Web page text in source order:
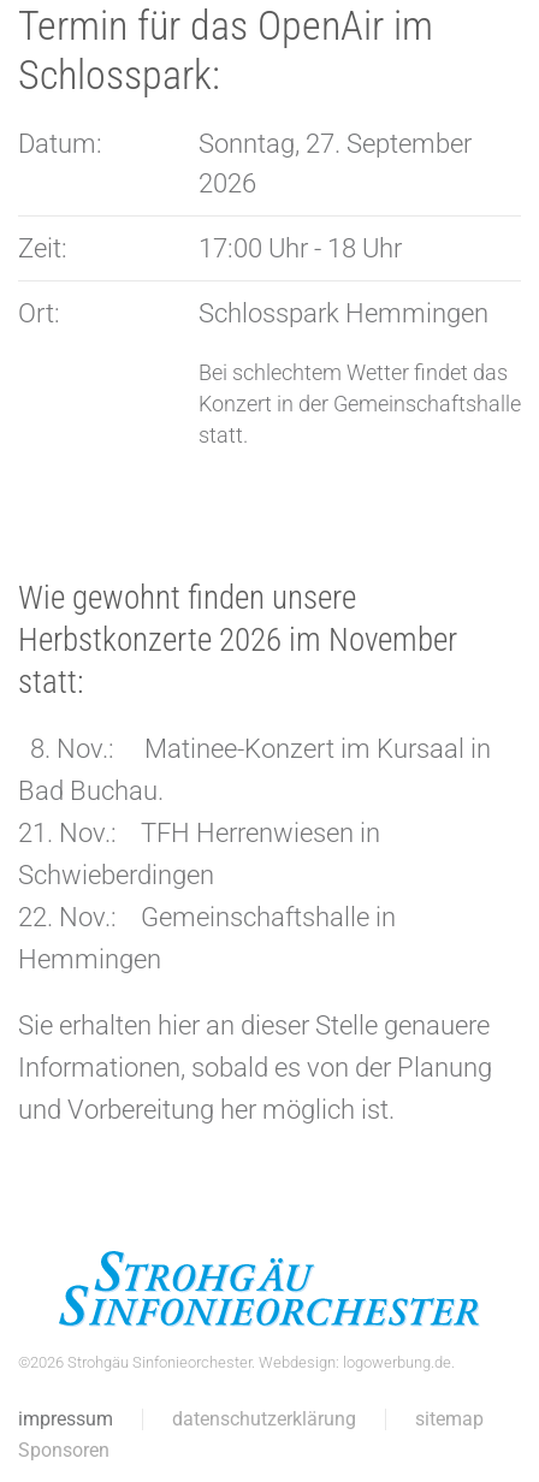
Termin für das OpenAir im
Schlosspark:
Datum:
Sonntag, 27. September
2026
Zeit: 17:00 Uhr - 18 Uhr
Ort: Schlosspark Hemmingen
Bei schlechtem Wetter findet das
Konzert in der Gemeinschaftshalle
statt.
Wie gewohnt finden unsere
Herbstkonzerte 2026 im November
statt:
8. Nov.: Matinee-Konzert im Kursaal in
Bad Buchau.
21. Nov.: TFH Herrenwiesen in
Schwieberdingen
22. Nov.: Gemeinschaftshalle in
Hemmingen
Sie erhalten hier an dieser Stelle genauere
Informationen, sobald es von der Planung
und Vorbereitung her möglich ist.
©2026 Strohgäu Sinfonieorchester. Webdesign: logowerbung.de
impressum datenschutzerklärung
sitemap
Sponsoren